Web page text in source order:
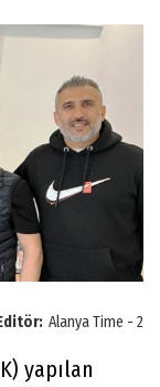
Alanya Time - 2
yapılan